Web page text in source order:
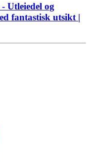
Utleiedel og
fantastisk utsikt |